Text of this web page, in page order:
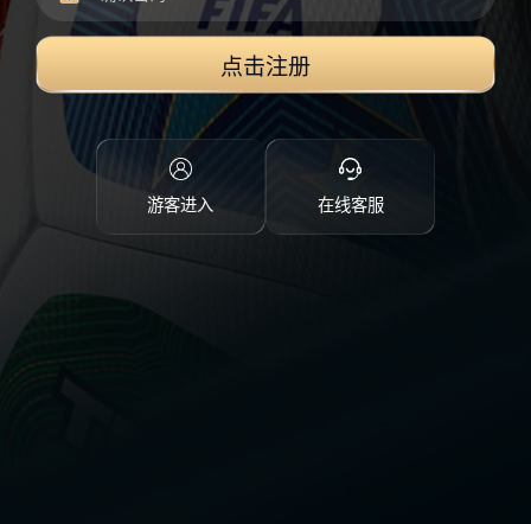
点击注册
游客进入 在线客服